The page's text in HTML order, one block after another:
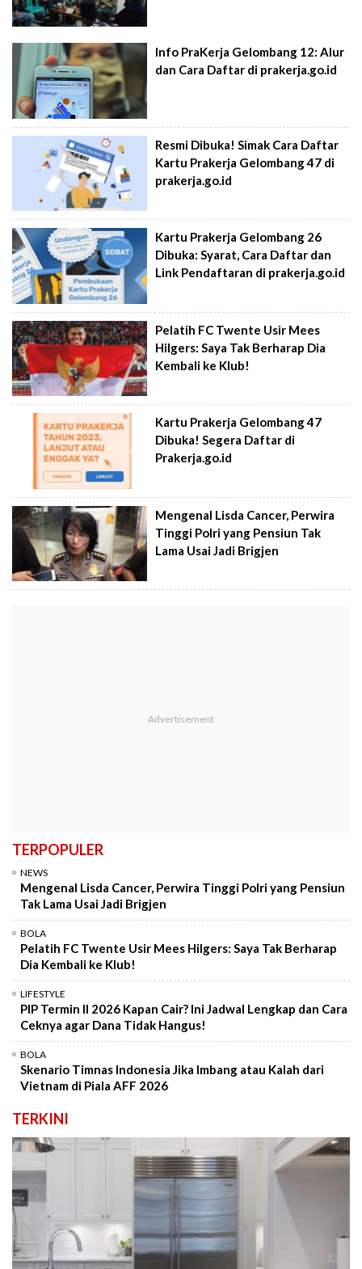
Info PraKerja Gelombang 12: Alur
dan Cara Daftar di prakerja.go.id
Resmi Dibuka! Simak Cara Daftar
Kartu Prakerja Gelombang 47 di
prakerja.go.id
Kartu Prakerja Gelombang 26
Dibuka: Syarat, Cara Daftar dan
Link Pendaftaran di prakerja.go.id
Pelatih FC Twente Usir Mees
Hilgers: Saya Tak Berharap Dia
Kembali ke Klub!
Kartu Prakerja Gelombang 47
Dibuka! Segera Daftar di
Prakerja.go.id
Mengenal Lisda Cancer, Perwira
Tinggi Polri yang Pensiun Tak
Lama Usai Jadi Brigjen
TERPOPULER
NEWS
Mengenal Lisda Cancer, Perwira Tinggi Polri yang Pensiun
Tak Lama Usai Jadi Brigjen
BOLA
Pelatih FC Twente Usir Mees Hilgers: Saya Tak Berharap
Dia Kembali ke Klub!
LIFESTYLE
PIP Termin II 2026 Kapan Cair? Ini Jadwal Lengkap dan Cara
Ceknya agar Dana Tidak Hangus!
BOLA
Skenario Timnas Indonesia Jika Imbang atau Kalah dari
Vietnam di Piala AFF 2026
TERKINI